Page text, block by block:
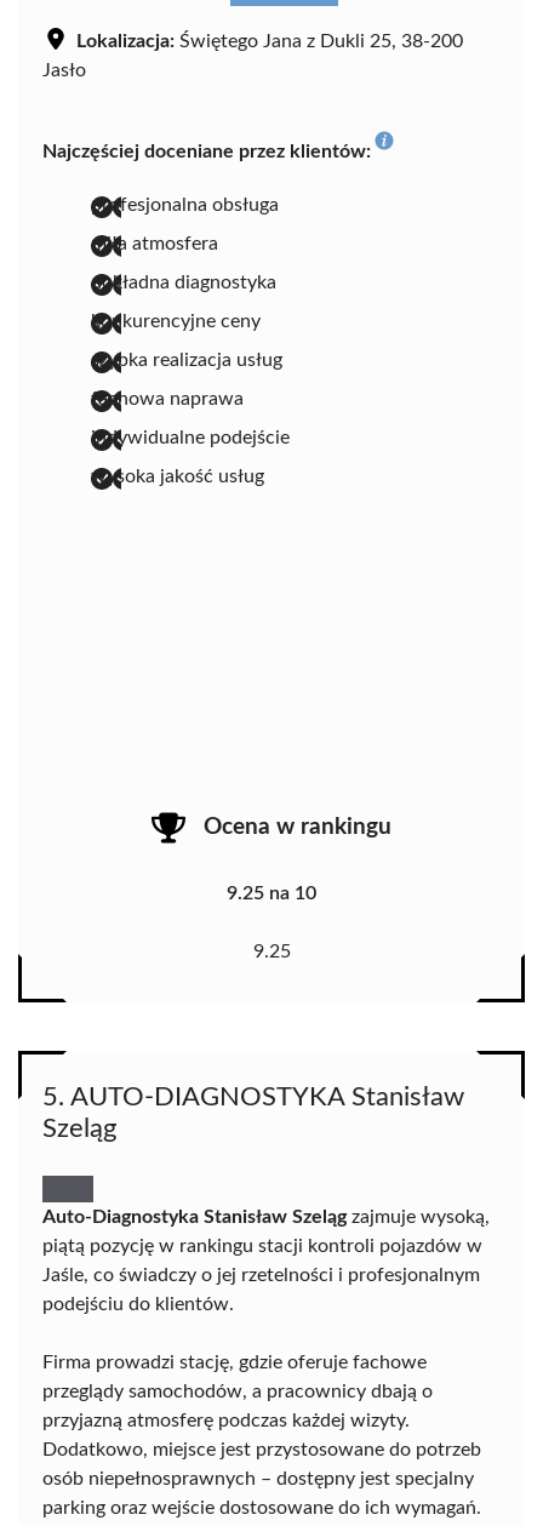
Lokalizacja: Świętego Jana z Dukli 25, 38-200
Jasło
Najczęściej doceniane przez klientów:
profesjonalna obsługa
miła atmosfera
dokładna diagnostyka
konkurencyjne ceny
szybka realizacja usług
fachowa naprawa
indywidualne podejście
wysoka jakość usług
Ocena w rankingu
9.25 na 10
9.25
5. AUTO-DIAGNOSTYKA Stanisław
Szeląg
Auto-Diagnostyka Stanisław Szelągzajmuje wysoką,
piątą pozycję w rankingu stacji kontroli pojazdów w
Jaśle, co świadczy o jej rzetelności i profesjonalnym
podejściu do klientów.
Firma prowadzi stację, gdzie oferuje fachowe
przeglądy samochodów, a pracownicy dbają o
przyjazną atmosferę podczas każdej wizyty.
Dodatkowo, miejsce jest przystosowane do potrzeb
osób niepełnosprawnych – dostępny jest specjalny
parking oraz wejście dostosowane do ich wymagań.